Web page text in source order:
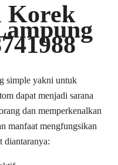
Korek
simple yakni untuk
dapat menjadi sarana
dan memperkenalkan
manfaat mengfungsikan
diantaranya: